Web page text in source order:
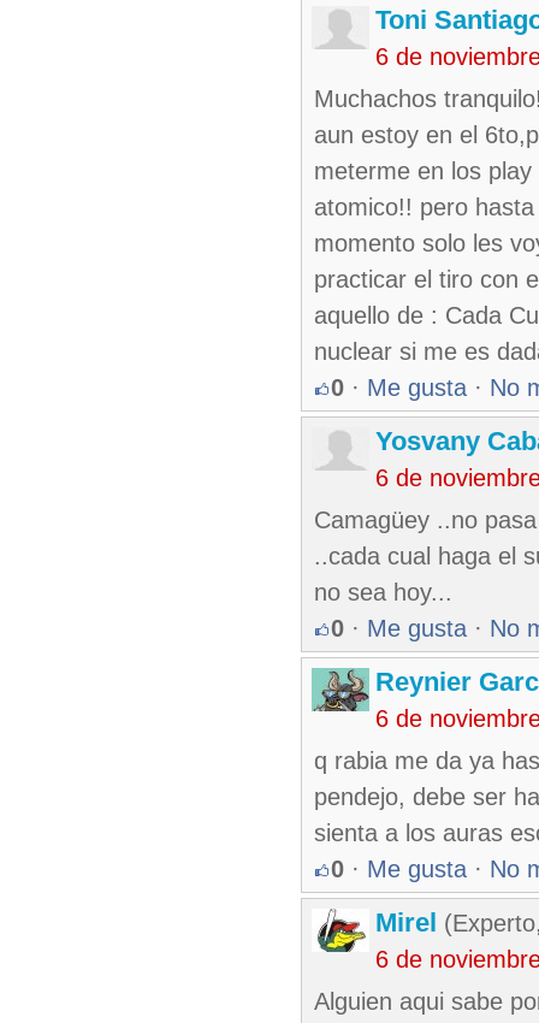
Toni
6 de
Muchachos
aun estoy en el
meterme en los
atomico!! pero
momento solo les
practicar el tiro con
aquello de : Cada
nuclear si me es
0 · Me gusta · No
Yosvany
6 de
Camagüey ..no
..cada cual haga el
no sea hoy...
0 · Me gusta · No
Reynier
6 de
q rabia me da ya
pendejo, debe ser
sienta a los auras
0 · Me gusta · No
Mirel
6 de
Alguien aqui sabe